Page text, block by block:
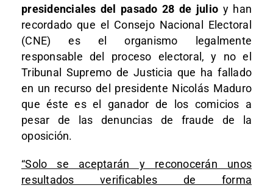
presidenciales del pasado 28 de julio y han
recordado que el Consejo Nacional Electoral
(CNE) es el organismo legalmente
responsable del proceso electoral, y no el
Tribunal Supremo de Justicia que ha fallado
en un recurso del presidente Nicolás Maduro
que éste es el ganador de los comicios a
pesar de las denuncias de fraude de la
oposición.
“Solo se aceptarán y reconocerán unos
resultados verificables de forma